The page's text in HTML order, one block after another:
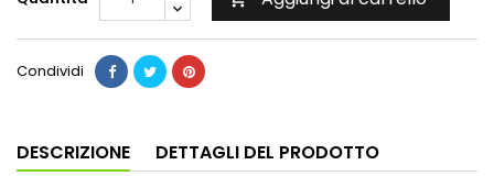
Condividi
DESCRIZIONE DETTAGLI DEL PRODOTTO